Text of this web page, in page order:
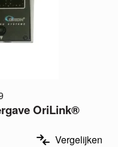
OriLink®
Vergelijken